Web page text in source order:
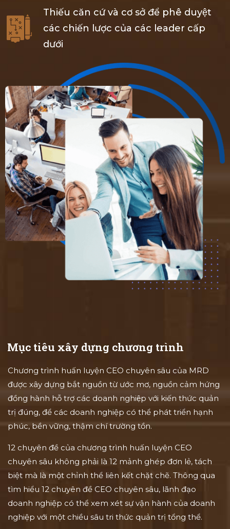
Thiếu căn cứ và cơ sở để phê duyệt
các chiến lược của các leader cấp
dưới
Mục tiêu xây dựng chương trình
Chương trình huấn luyện CEO chuyên sâu của MRD
được xây dựng bắt nguồn từ ước mơ, nguồn cảm hứng
đồng hành hỗ trợ các doanh nghiệp với kiến thức quản
trị đúng, để các doanh nghiệp có thể phát triển hạnh
phúc, bền vững, thậm chí trường tồn.
12 chuyên đề của chương trình huấn luyện CEO
chuyên sâu không phải là 12 mảnh ghép đơn lẻ, tách
biệt mà là một chỉnh thể liên kết chặt chẽ. Thông qua
tìm hiểu 12 chuyên đề CEO chuyên sâu, lãnh đạo
doanh nghiệp có thể xem xét sự vận hành của doanh
nghiệp với một chiều sâu tri thức quản trị tổng thể.